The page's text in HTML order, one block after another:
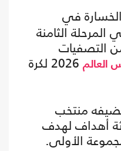
في
المرحلة الثامنة
التصفيات
العالم
2026 لكرة
منتخب
أهداف لهدف
الأولى.